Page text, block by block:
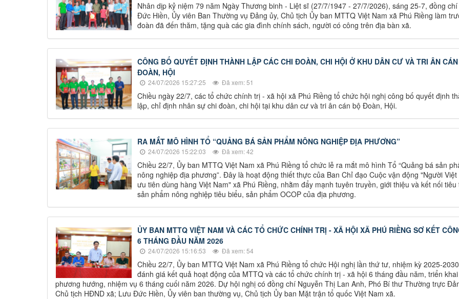
Nhân dịp kỷ niệm 79 năm Ngày Thương binh - Liệt sĩ (27/7/1947 - 27/7/2026), sáng 25-7, đồng
Đức Hiền, Ủy viên Ban Thường vụ Đảng ủy, Chủ tịch Ủy ban MTTQ Việt Nam xã Phú Riềng làm
đoàn đã đến thăm, tặng quà các gia đình chính sách, người có công trên địa bàn xã.
CÔNG BỐ QUYẾT ĐỊNH THÀNH LẬP CÁC CHI ĐOÀN, CHI HỘI Ở KHU DÂN CƯ VÀ TRI ÂN
ĐOÀN, HỘI
24/07/2026 15:27:25 Đã xem: 51
Chiều ngày 22/7, các tổ chức chính trị - xã hội xã Phú Riềng tổ chức hội nghị công bố quyết định
lập, chỉ định nhân sự chi đoàn, chi hội tại khu dân cư và tri ân cán bộ Đoàn, Hội.
RA MẮT MÔ HÌNH TỔ “QUẢNG BÁ SẢN PHẨM NÔNG NGHIỆP ĐỊA PHƯƠNG”
24/07/2026 15:22:03 Đã xem: 42
Chiều 22/7, Ủy ban MTTQ Việt Nam xã Phú Riềng tổ chức lễ ra mắt mô hình Tổ “Quảng bá sản
nông nghiệp địa phương”. Đây là hoạt động thiết thực của Ban Chỉ đạo Cuộc vận động "Người Việt
ưu tiên dùng hàng Việt Nam" xã Phú Riềng, nhằm đẩy mạnh tuyên truyền, giới thiệu và kết nối tiêu
sản phẩm nông nghiệp tiêu biểu, sản phẩm OCOP của địa phương.
ỦY BAN MTTQ VIỆT NAM VÀ CÁC TỔ CHỨC CHÍNH TRỊ - XÃ HỘI XÃ PHÚ RIỀNG SƠ KẾT
6 THÁNG ĐẦU NĂM 2026
24/07/2026 15:16:53 Đã xem: 54
Chiều 22/7, Ủy ban MTTQ Việt Nam xã Phú Riềng tổ chức Hội nghị lần thứ tư, nhiệm kỳ 2025-
đánh giá kết quả hoạt động của MTTQ và các tổ chức chính trị - xã hội 6 tháng đầu năm, triển khai
phương hướng, nhiệm vụ 6 tháng cuối năm 2026. Dự hội nghị có đồng chí Nguyễn Thị Lan Anh, Phó Bí thư Thường trực
Chủ tịch HĐND xã; Lưu Đức Hiền, Ủy viên ban thường vụ, Chủ tịch Ủy ban Mặt trận tổ quốc Việt Nam xã.